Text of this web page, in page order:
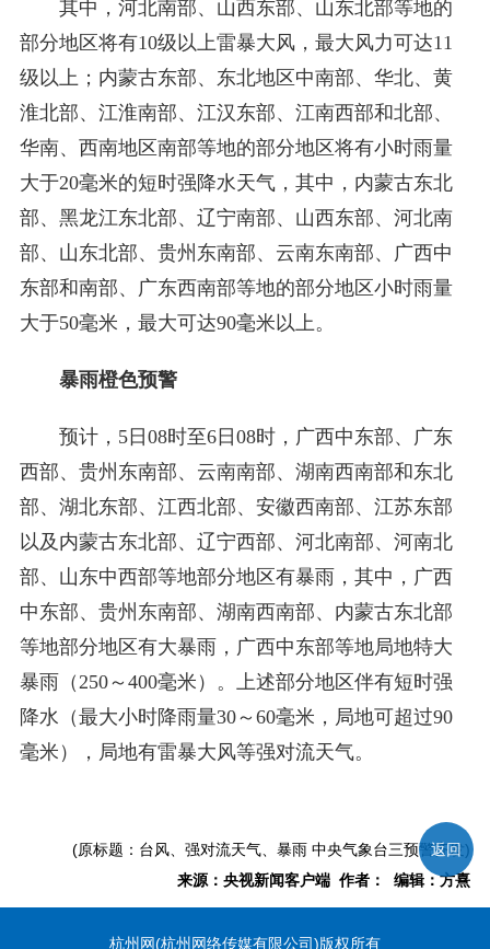
其中，河北南部、山西东部、山东北部等地的
部分地区将有10级以上雷暴大风，最大风力可达11
级以上；内蒙古东部、东北地区中南部、华北、黄
淮北部、江淮南部、江汉东部、江南西部和北部、
华南、西南地区南部等地的部分地区将有小时雨量
大于20毫米的短时强降水天气，其中，内蒙古东北
部、黑龙江东北部、辽宁南部、山西东部、河北南
部、山东北部、贵州东南部、云南东南部、广西中
东部和南部、广东西南部等地的部分地区小时雨量
大于50毫米，最大可达90毫米以上。
暴雨橙色预警
预计，5日08时至6日08时，广西中东部、广东
西部、贵州东南部、云南南部、湖南西南部和东北
部、湖北东部、江西北部、安徽西南部、江苏东部
以及内蒙古东北部、辽宁西部、河北南部、河南北
部、山东中西部等地部分地区有暴雨，其中，广西
中东部、贵州东南部、湖南西南部、内蒙古东北部
等地部分地区有大暴雨，广西中东部等地局地特大
暴雨（250～400毫米）。上述部分地区伴有短时强
降水（最大小时降雨量30～60毫米，局地可超过90
毫米），局地有雷暴大风等强对流天气。
(原标题：台风、强对流天气、暴雨 中央气象台三预警齐发)
来源：央视新闻客户端 作者： 编辑：方熹
杭州网(杭州网络传媒有限公司)版权所有
返回